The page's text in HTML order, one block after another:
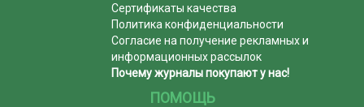
Сертификаты качества
Политика конфиденциальности
Согласие на получение рекламных и
информационных рассылок
Почему журналы покупают у нас!
ПОМОЩЬ